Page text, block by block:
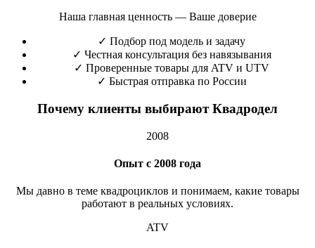
Наша главная ценность — Ваше доверие
✓ Подбор под модель и задачу
✓ Честная консультация без навязывания
✓ Проверенные товары для ATV и UTV
✓ Быстрая отправка по России
Почему клиенты выбирают Квадродел
2008
Опыт с 2008 года
Мы давно в теме квадроциклов и понимаем, какие товары
работают в реальных условиях.
ATV